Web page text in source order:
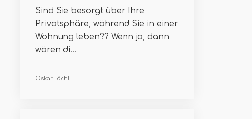
Sind Sie besorgt über Ihre
Privatsphäre, während Sie in einer
Wohnung leben?? Wenn ja, dann
wären di...
Oskar Tächl